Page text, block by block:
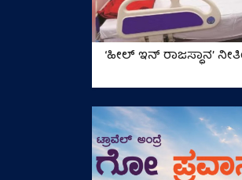
‘ಹೀಲ್ ಇನ್ ರಾಜಸ್ಥಾನ’